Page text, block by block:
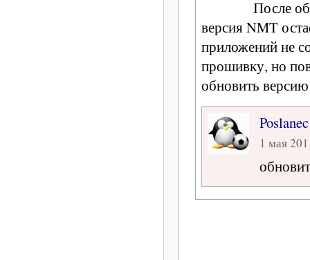
После
версия NMT
приложений не
прошивку, но
обновить
Poslanec
1 мая